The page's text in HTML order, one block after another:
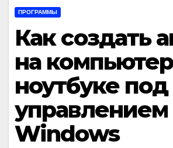
ПРОГРАММЫ
Как создать
на
ноутбуке под
Windows